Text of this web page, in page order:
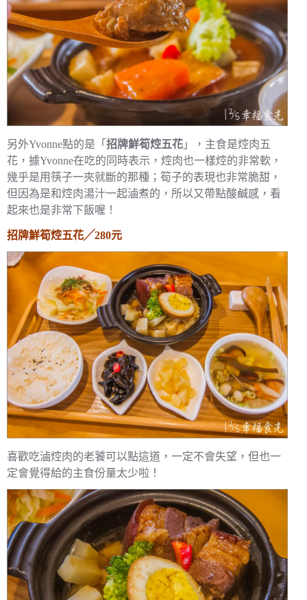
另外Yvonne點的是「 招牌鮮筍焢五花 」，主食是焢肉五
花，據Yvonne在吃的同時表示，焢肉也一樣焢的非常軟，
幾乎是用筷子一夾就斷的那種；筍子的表現也非常脆甜，
但因為是和焢肉湯汁一起滷煮的，所以又帶點酸鹹感，看
起來也是非常下飯喔！
招牌鮮筍焢五花╱280元
喜歡吃滷焢肉的老饕可以點這道，一定不會失望，但也一
定會覺得給的主食份量太少啦！